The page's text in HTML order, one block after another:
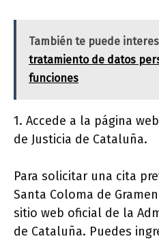
También te puede
tratamiento de datos
funciones
1. Accede a la página
de Justicia de Cataluña.
Para solicitar una cita
Santa Coloma de
sitio web oficial de la
de Cataluña. Puedes